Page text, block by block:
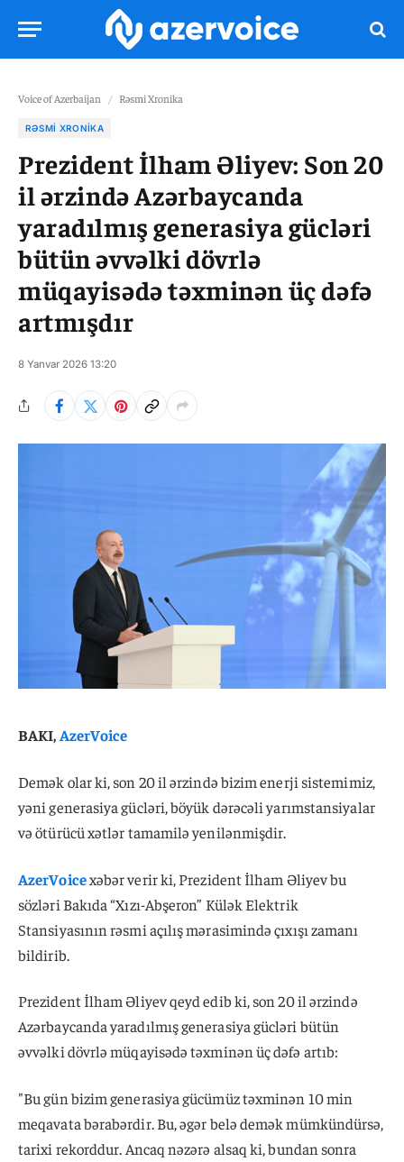
Voice of Azerbaijan / Rəsmi Xronika
RƏSMI XRONIKA
Prezident İlham Əliyev: Son 20
il ərzində Azərbaycanda
yaradılmış generasiya gücləri
bütün əvvəlki dövrlə
müqayisədə təxminən üç dəfə
artmışdır
8 Yanvar 2026 13:20
BAKI,AzerVoice
Demək olar ki, son 20 il ərzində bizim enerji sistemimiz,
yəni generasiya gücləri, böyük dərəcəli yarımstansiyalar
və ötürücü xətlər tamamilə yenilənmişdir.
AzerVoicexəbər verir ki, Prezident İlham Əliyev bu
sözləri Bakıda “Xızı-Abşeron” Külək Elektrik
Stansiyasının rəsmi açılış mərasimində çıxışı zamanı
bildirib.
Prezident İlham Əliyev qeyd edib ki, son 20 il ərzində
Azərbaycanda yaradılmış generasiya gücləri bütün
əvvəlki dövrlə müqayisədə təxminən üç dəfə artıb:
"Bu gün bizim generasiya gücümüz təxminən 10 min
meqavata bərabərdir. Bu, əgər belə demək mümkündürsə,
tarixi rekorddur. Ancaq nəzərə alsaq ki, bundan sonra